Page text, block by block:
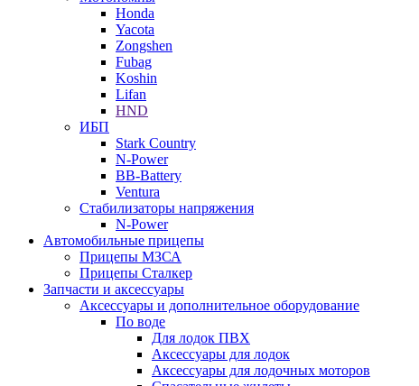
Honda
Yacota
Zongshen
Fubag
Koshin
Lifan
HND
ИБП
Stark Country
N-Power
BB-Battery
Ventura
Стабилизаторы напряжения
N-Power
Автомобильные прицепы
Прицепы МЗСА
Прицепы Сталкер
Запчасти и аксессуары
Аксессуары и дополнительное оборудование
По воде
Для лодок ПВХ
Аксессуары для лодок
Аксессуары для лодочных моторов